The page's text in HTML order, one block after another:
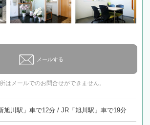
メールする
はメールでのお問合せができません。
旭川駅」車で12分 / JR「旭川駅」車で19分